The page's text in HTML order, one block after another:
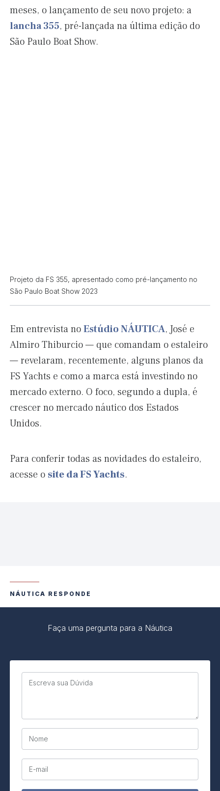
meses, o lançamento de seu novo projeto: a
lancha 355, pré-lançada na última edição do
São Paulo Boat Show.
Projeto da FS 355, apresentado como pré-lançamento no
São Paulo Boat Show 2023
Em entrevista noEstúdio NÁUTICA, José e
Almiro Thiburcio — que comandam o estaleiro
— revelaram, recentemente, alguns planos da
FS Yachts e como a marca está investindo no
mercado externo. O foco, segundo a dupla, é
crescer no mercado náutico dos Estados
Unidos.
Para conferir todas as novidades do estaleiro,
acesse o site da FS Yachts.
NÁUTICA RESPONDE
Faça uma pergunta para a Náutica
Escreva sua Dúvida
Nome
E-mail